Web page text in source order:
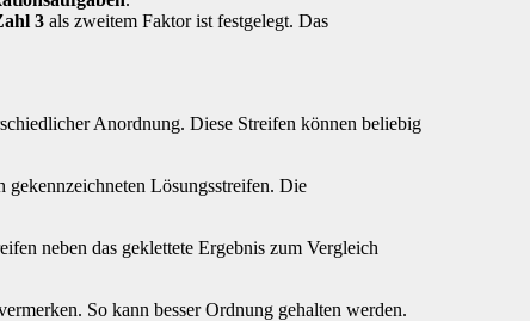
3 als zweitem Faktor ist festgelegt. Das
Anordnung. Diese Streifen können beliebig
Lösungsstreifen. Die
neben das geklettete Ergebnis zum Vergleich
So kann besser Ordnung gehalten werden.